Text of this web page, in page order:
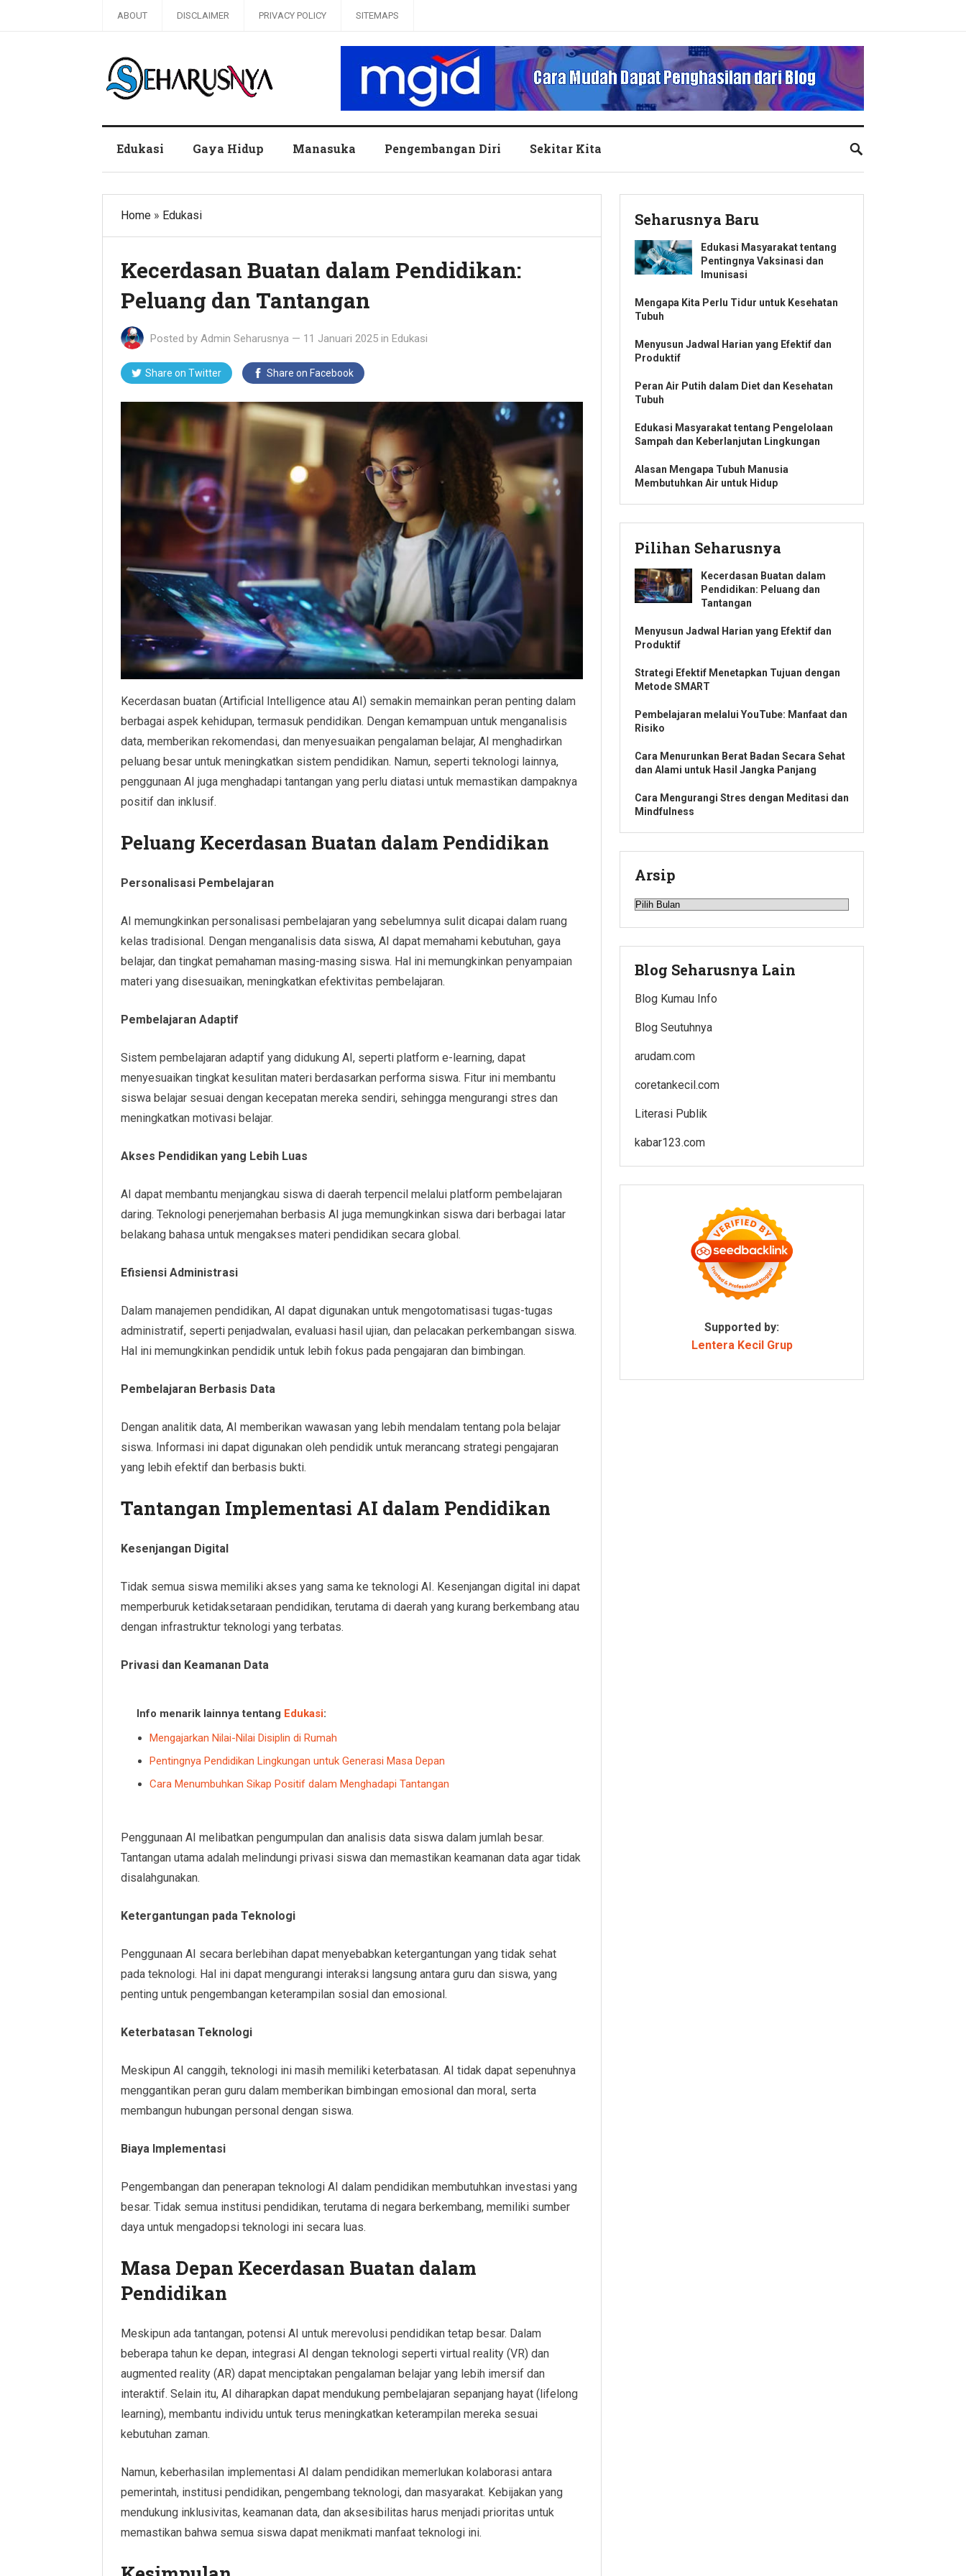
ABOUT DISCLAIMER PRIVACY POLICY SITEMAPS
Edukasi Gaya Hidup Manasuka Pengembangan Diri Sekitar Kita
Home » Edukasi
Kecerdasan Buatan dalam Pendidikan:
Peluang dan Tantangan
Posted by Admin Seharusnya — 11 Januari 2025 in Edukasi
Share on Twitter Share on Facebook
Kecerdasan buatan (Artificial Intelligence atau AI) semakin memainkan peran penting dalam
berbagai aspek kehidupan, termasuk pendidikan. Dengan kemampuan untuk menganalisis
data, memberikan rekomendasi, dan menyesuaikan pengalaman belajar, AI menghadirkan
peluang besar untuk meningkatkan sistem pendidikan. Namun, seperti teknologi lainnya,
penggunaan AI juga menghadapi tantangan yang perlu diatasi untuk memastikan dampaknya
positif dan inklusif.
Peluang Kecerdasan Buatan dalam Pendidikan
Personalisasi Pembelajaran
AI memungkinkan personalisasi pembelajaran yang sebelumnya sulit dicapai dalam ruang
kelas tradisional. Dengan menganalisis data siswa, AI dapat memahami kebutuhan, gaya
belajar, dan tingkat pemahaman masing-masing siswa. Hal ini memungkinkan penyampaian
materi yang disesuaikan, meningkatkan efektivitas pembelajaran.
Pembelajaran Adaptif
Sistem pembelajaran adaptif yang didukung AI, seperti platform e-learning, dapat
menyesuaikan tingkat kesulitan materi berdasarkan performa siswa. Fitur ini membantu
siswa belajar sesuai dengan kecepatan mereka sendiri, sehingga mengurangi stres dan
meningkatkan motivasi belajar.
Akses Pendidikan yang Lebih Luas
AI dapat membantu menjangkau siswa di daerah terpencil melalui platform pembelajaran
daring. Teknologi penerjemahan berbasis AI juga memungkinkan siswa dari berbagai latar
belakang bahasa untuk mengakses materi pendidikan secara global.
Efisiensi Administrasi
Dalam manajemen pendidikan, AI dapat digunakan untuk mengotomatisasi tugas-tugas
administratif, seperti penjadwalan, evaluasi hasil ujian, dan pelacakan perkembangan siswa.
Hal ini memungkinkan pendidik untuk lebih fokus pada pengajaran dan bimbingan.
Pembelajaran Berbasis Data
Dengan analitik data, AI memberikan wawasan yang lebih mendalam tentang pola belajar
siswa. Informasi ini dapat digunakan oleh pendidik untuk merancang strategi pengajaran
yang lebih efektif dan berbasis bukti.
Tantangan Implementasi AI dalam Pendidikan
Kesenjangan Digital
Tidak semua siswa memiliki akses yang sama ke teknologi AI. Kesenjangan digital ini dapat
memperburuk ketidaksetaraan pendidikan, terutama di daerah yang kurang berkembang atau
dengan infrastruktur teknologi yang terbatas.
Privasi dan Keamanan Data
Info menarik lainnya tentang Edukasi:
Mengajarkan Nilai-Nilai Disiplin di Rumah
Pentingnya Pendidikan Lingkungan untuk Generasi Masa Depan
Cara Menumbuhkan Sikap Positif dalam Menghadapi Tantangan
Penggunaan AI melibatkan pengumpulan dan analisis data siswa dalam jumlah besar.
Tantangan utama adalah melindungi privasi siswa dan memastikan keamanan data agar tidak
disalahgunakan.
Ketergantungan pada Teknologi
Penggunaan AI secara berlebihan dapat menyebabkan ketergantungan yang tidak sehat
pada teknologi. Hal ini dapat mengurangi interaksi langsung antara guru dan siswa, yang
penting untuk pengembangan keterampilan sosial dan emosional.
Keterbatasan Teknologi
Meskipun AI canggih, teknologi ini masih memiliki keterbatasan. AI tidak dapat sepenuhnya
menggantikan peran guru dalam memberikan bimbingan emosional dan moral, serta
membangun hubungan personal dengan siswa.
Biaya Implementasi
Pengembangan dan penerapan teknologi AI dalam pendidikan membutuhkan investasi yang
besar. Tidak semua institusi pendidikan, terutama di negara berkembang, memiliki sumber
daya untuk mengadopsi teknologi ini secara luas.
Masa Depan Kecerdasan Buatan dalam
Pendidikan
Meskipun ada tantangan, potensi AI untuk merevolusi pendidikan tetap besar. Dalam
beberapa tahun ke depan, integrasi AI dengan teknologi seperti virtual reality (VR) dan
augmented reality (AR) dapat menciptakan pengalaman belajar yang lebih imersif dan
interaktif. Selain itu, AI diharapkan dapat mendukung pembelajaran sepanjang hayat (lifelong
learning), membantu individu untuk terus meningkatkan keterampilan mereka sesuai
kebutuhan zaman.
Namun, keberhasilan implementasi AI dalam pendidikan memerlukan kolaborasi antara
pemerintah, institusi pendidikan, pengembang teknologi, dan masyarakat. Kebijakan yang
mendukung inklusivitas, keamanan data, dan aksesibilitas harus menjadi prioritas untuk
memastikan bahwa semua siswa dapat menikmati manfaat teknologi ini.
Seharusnya Baru
Edukasi Masyarakat tentang
Pentingnya Vaksinasi dan
Imunisasi
Mengapa Kita Perlu Tidur untuk Kesehatan
Tubuh
Menyusun Jadwal Harian yang Efektif dan
Produktif
Peran Air Putih dalam Diet dan Kesehatan
Tubuh
Edukasi Masyarakat tentang Pengelolaan
Sampah dan Keberlanjutan Lingkungan
Alasan Mengapa Tubuh Manusia
Membutuhkan Air untuk Hidup
Pilihan Seharusnya
Kecerdasan Buatan dalam
Pendidikan: Peluang dan
Tantangan
Menyusun Jadwal Harian yang Efektif dan
Produktif
Strategi Efektif Menetapkan Tujuan dengan
Metode SMART
Pembelajaran melalui YouTube: Manfaat dan
Risiko
Cara Menurunkan Berat Badan Secara Sehat
dan Alami untuk Hasil Jangka Panjang
Cara Mengurangi Stres dengan Meditasi dan
Mindfulness
Arsip
Arsip
Blog Seharusnya Lain
Blog Kumau Info
Blog Seutuhnya
arudam.com
coretankecil.com
Literasi Publik
kabar123.com
Supported by:
Lentera Kecil Grup